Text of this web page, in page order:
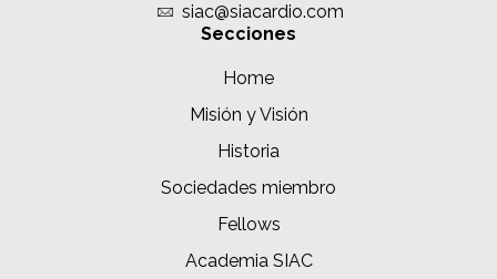
siac@siacardio.com
Secciones
Home
Misión y Visión
Historia
Sociedades miembro
Fellows
Academia SIAC